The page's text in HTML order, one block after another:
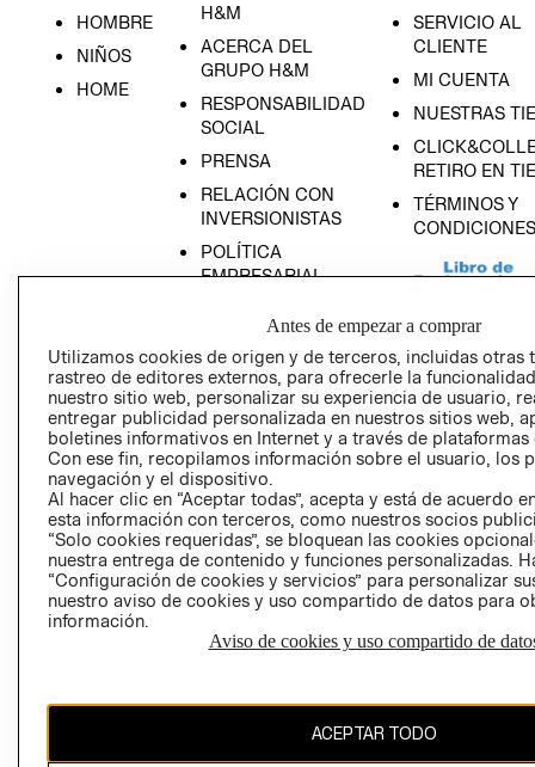
HOMBRE
NIÑOS
HOME
H&M
ACERCA DEL
GRUPO H&M
RESPONSABILIDAD
SOCIAL
PRENSA
RELACIÓN CON
INVERSIONISTAS
POLÍTICA
EMPRESARIAL
SERVICIO AL
CLIENTE
MI CUENTA
NUESTRAS
RETIRO EN
TÉRMINOS Y
CONDICIONES
AVISO DE
PRIVACIDAD
GIFT CARD
Antes de empezar a comprar
Utilizamos cookies de origen y de terceros, incluidas otras
rastreo de editores externos, para ofrecerle la
nuestro sitio web, personalizar su experiencia de usuario,
entregar publicidad personalizada en nuestros sitios web,
boletines informativos en Internet y a través de plataformas
Con ese fin, recopilamos información sobre el usuario, los
navegación y el dispositivo.
Al hacer clic en “Aceptar todas”, acepta y está de acuerdo
esta información con terceros, como nuestros socios
“Solo cookies requeridas”, se bloquean las cookies
nuestra entrega de contenido y funciones personalizadas.
“Configuración de cookies y servicios” para personalizar
nuestro aviso de cookies y uso compartido de datos para
información.
Aviso de cookies y uso compartido de
ACEPTAR TODO